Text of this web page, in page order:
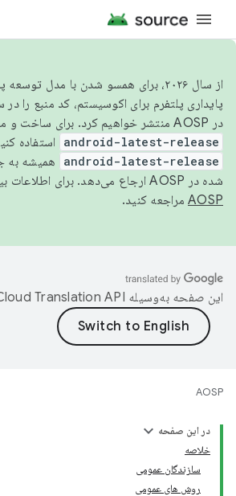
از سال ۲۰۲۶، برای همسو شدن با مدل
پایداری پلتفرم برای اکوسیستم، کد منبع را
در AOSP منتشر خواهیم کرد. برای ساخت و مشارکت در AOSP،
android-latest-release استفاده
android-latest-release
همیشه به
شده در AOSP ارجاع می‌دهد. برای اطلاعات بیشتر، به
AOSP مراجعه کنید.
این صفحه به‌وسیله
AOSP
در این صفحه
خلاصه
سازندگان عمومی
روش های عمومی